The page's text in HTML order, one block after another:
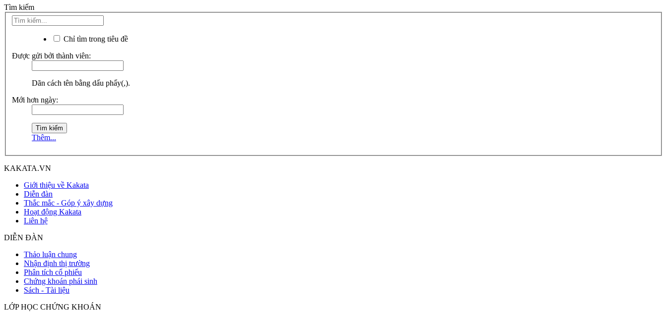
Tìm kiếm
Chỉ tìm trong tiêu đề
Được gửi bởi thành viên:
Dãn cách tên bằng dấu phẩy(,).
Mới hơn ngày:
Thêm...
KAKATA.VN
Giới thiệu về Kakata
Diễn đàn
Thắc mắc - Góp ý xây dựng
Hoạt động Kakata
Liên hệ
DIỄN ĐÀN
Thảo luận chung
Nhận định thị trường
Phân tích cổ phiếu
Chứng khoán phái sinh
Sách - Tài liệu
LỚP HỌC CHỨNG KHOÁN